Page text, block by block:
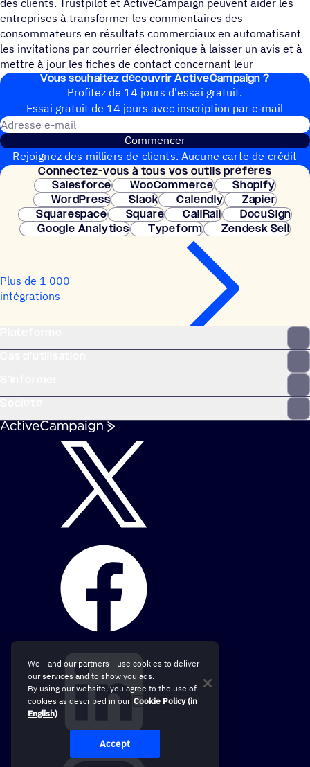
entreprises à transformer les commentaires des
consommateurs en résultats commerciaux en automatisant
les invitations par courrier électronique à laisser un avis et à
mettre à jour les fiches de contact concernant leur
engagement.Vous souhai­tez découvrir ActiveCampaign ?
Profitez de 14 jours d'essai gratuit.
Essai gratuit de 14 jours avec inscrip­tion par e‑mail
Commencer
Rejoignez des milliers de clients. Aucune carte de crédit
nécessaire. Configuration instantanée.
Connec­tez-vous à tous vos outils préférés
Salesforce
WooCommerce
Shopify
WordPress
Slack Calendly
Zapier
Squarespace
Square CallRail
DocuSign
Google Analytics
Typeform Zendesk Sell
Plus de 1 000
intégrations
We - and our partners - use cookies to deliver
our services and to show you ads.
By using our website, you agree to the use of
cookies as described in our Cookie Policy (in
English)
Accept